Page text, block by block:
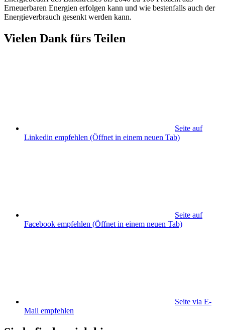
Erneuerbaren Energien erfolgen kann und wie bestenfalls auch der
Energieverbrauch gesenkt werden kann.
Vielen Dank fürs Teilen
Seite auf
Linkedin empfehlen (Öffnet in einem neuen Tab)
Seite auf
Facebook empfehlen (Öffnet in einem neuen Tab)
Seite via E-
Mail empfehlen